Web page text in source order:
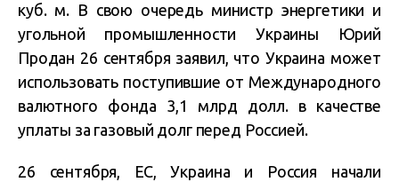
куб. м. В свою очередь министр энергетики и
угольной промышленности Украины Юрий
Продан 26 сентября заявил, что Украина может
использовать поступившие от Международного
валютного фонда 3,1 млрд долл. в качестве
уплаты за газовый долг перед Россией.
26 сентября, ЕС, Украина и Россия начали